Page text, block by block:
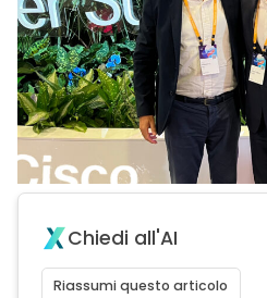
Chiedi all'AI
Riassumi questo articolo